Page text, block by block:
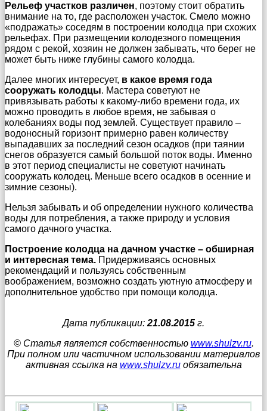
Рельеф участков различен, поэтому стоит обратить
внимание на то, где расположен участок. Смело можно
«подражать» соседям в построении колодца при схожих
рельефах. При размещении колодезного помещения
рядом с рекой, хозяин не должен забывать, что берег не
может быть ниже глубины самого колодца.
Далее многих интересует, в какое время года
сооружать колодцы. Мастера советуют не
привязывать работы к какому-либо времени года, их
можно проводить в любое время, не забывая о
колебаниях воды под землей. Существует правило –
водоносный горизонт примерно равен количеству
выпадавших за последний сезон осадков (при таянии
снегов образуется самый большой поток воды. Именно
в этот период специалисты не советуют начинать
сооружать колодец. Меньше всего осадков в осенние и
зимние сезоны).
Нельзя забывать и об определении нужного количества
воды для потребления, а также природу и условия
самого дачного участка.
Построение колодца на дачном участке – обширная
и интересная тема. Придерживаясь основных
рекомендаций и пользуясь собственным
воображением, возможно создать уютную атмосферу и
дополнительное удобство при помощи колодца.
Дата публикации:21.08.2015 г.
© Статья является собственностью www.shulzv.ru.
При полном или частичном использовании материалов
активная ссылка на www.shulzv.ruобязательна